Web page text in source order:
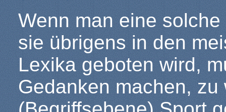
Wenn man eine
sie übrigens in den
Lexika geboten wird,
Gedanken machen,